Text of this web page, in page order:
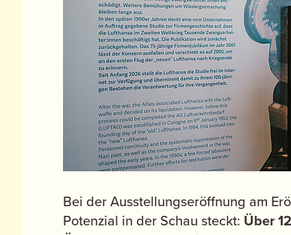
Bei der Ausstellungseröffnung am
Potenzial in der Schau steckt: Über